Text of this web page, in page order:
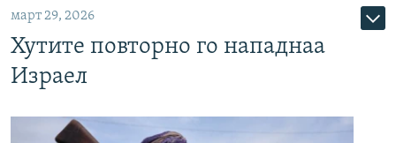
март 29, 2026
Хутите повторно го нападнаа
Израел